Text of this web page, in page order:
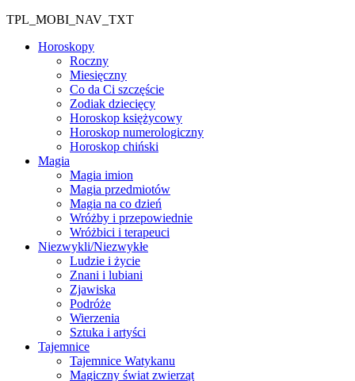
TPL_MOBI_NAV_TXT
Horoskopy
Roczny
Miesięczny
Co da Ci szczęście
Zodiak dziecięcy
Horoskop księżycowy
Horoskop numerologiczny
Horoskop chiński
Magia
Magia imion
Magia przedmiotów
Magia na co dzień
Wróżby i przepowiednie
Wróżbici i terapeuci
Niezwykli/Niezwykłe
Ludzie i życie
Znani i lubiani
Zjawiska
Podróże
Wierzenia
Sztuka i artyści
Tajemnice
Tajemnice Watykanu
Magiczny świat zwierząt